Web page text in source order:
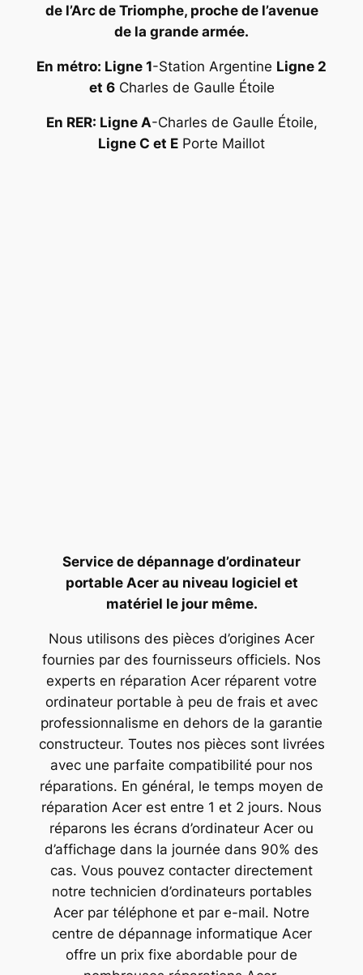
de l’Arc de Triomphe, proche de l’avenue
de la grande armée.
En métro: Ligne 1-Station Argentine Ligne 2
et 6Charles de Gaulle Étoile
En RER: Ligne A-Charles de Gaulle Étoile,
Ligne C et E Porte Maillot
Service de dépannage d’ordinateur
portable Acer au niveau logiciel et
matériel le jour même.
Nous utilisons des pièces d’origines Acer
fournies par des fournisseurs officiels. Nos
experts en réparation Acer réparent votre
ordinateur portable à peu de frais et avec
professionnalisme en dehors de la garantie
constructeur. Toutes nos pièces sont livrées
avec une parfaite compatibilité pour nos
réparations. En général, le temps moyen de
réparation Acer est entre 1 et 2 jours. Nous
réparons les écrans d’ordinateur Acer ou
d’affichage dans la journée dans 90% des
cas. Vous pouvez contacter directement
notre technicien d’ordinateurs portables
Acer par téléphone et par e-mail. Notre
centre de dépannage informatique Acer
offre un prix fixe abordable pour de